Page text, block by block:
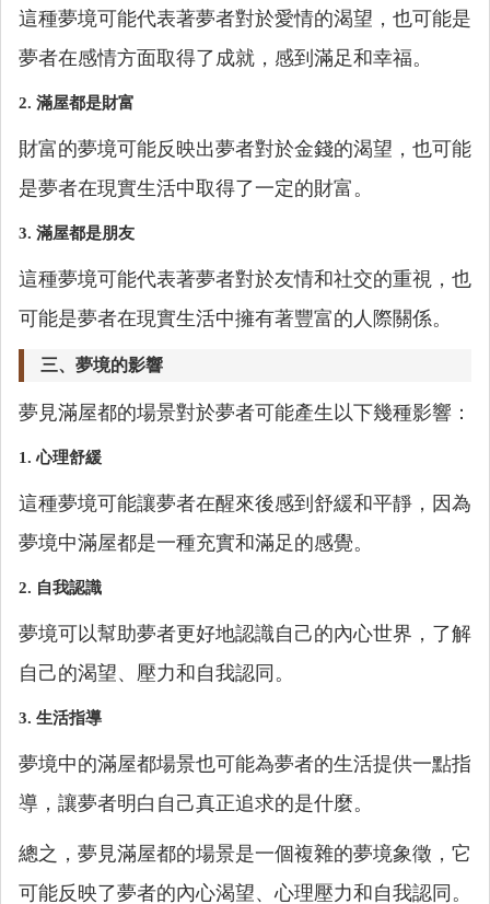
這種夢境可能代表著夢者對於愛情的渴望，也可能是
夢者在感情方面取得了成就，感到滿足和幸福。
2. 滿屋都是財富
財富的夢境可能反映出夢者對於金錢的渴望，也可能
是夢者在現實生活中取得了一定的財富。
3. 滿屋都是朋友
這種夢境可能代表著夢者對於友情和社交的重視，也
可能是夢者在現實生活中擁有著豐富的人際關係。
三、夢境的影響
夢見滿屋都的場景對於夢者可能產生以下幾種影響：
1.心理舒緩
這種夢境可能讓夢者在醒來後感到舒緩和平靜，因為
夢境中滿屋都是一種充實和滿足的感覺。
2. 自我認識
夢境可以幫助夢者更好地認識自己的內心世界，了解
自己的渴望、壓力和自我認同。
3. 生活指導
夢境中的滿屋都場景也可能為夢者的生活提供一點指
導，讓夢者明白自己真正追求的是什麼。
總之，夢見滿屋都的場景是一個複雜的夢境象徵，它
可能反映了夢者的內心渴望、心理壓力和自我認同。